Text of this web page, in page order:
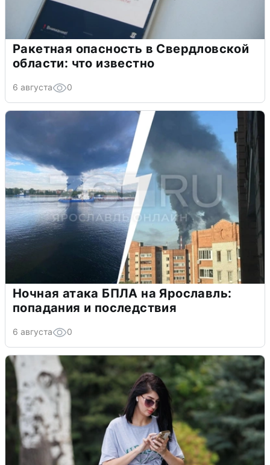
Ракетная опасность в Свердловской
области: что известно
6 августа 0
Ночная атака БПЛА на Ярославль:
попадания и последствия
6 августа 0